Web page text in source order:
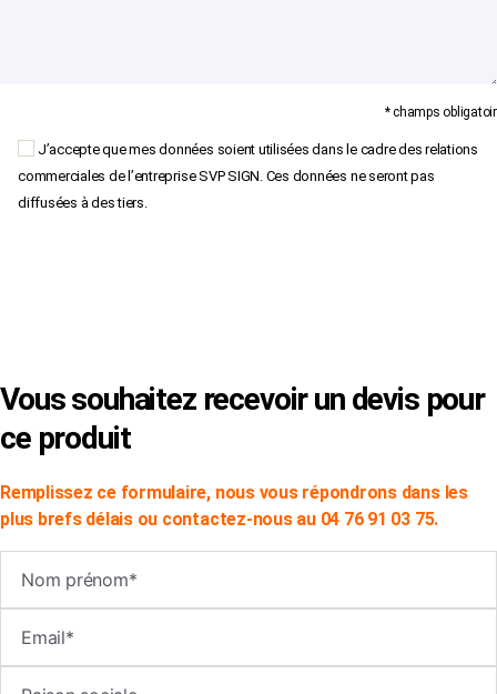
* champs obligatoir
J’accepte que mes données soient utilisées dans le cadre des relations
commerciales de l’entreprise SVP SIGN. Ces données ne seront pas
diffusées à des tiers.
Vous souhaitez recevoir un devis pour
ce produit
Remplissez ce formulaire, nous vous répondrons dans les
plus brefs délais ou contactez-nous au 04 76 91 03 75.